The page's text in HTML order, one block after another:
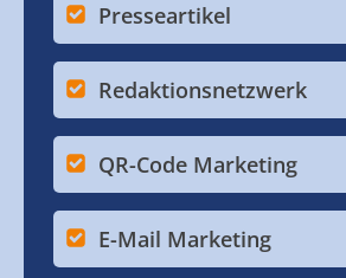
Presseartikel
Redaktionsnetzwerk
QR-Code Marketing
E-Mail Marketing